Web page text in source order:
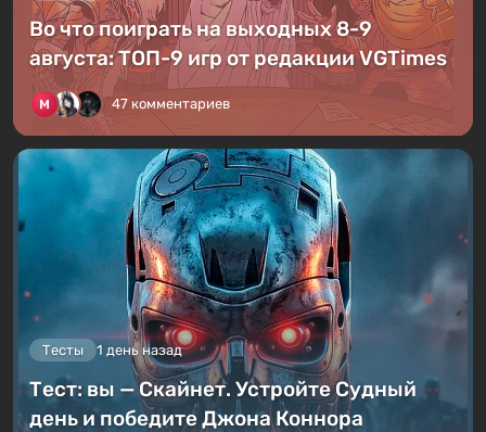
Во что поиграть на выходных 8-9
августа: ТОП-9 игр от редакции VGTimes
47 комментариев
Тесты 1 день назад
Тест: вы — Скайнет. Устройте Судный
день и победите Джона Коннора